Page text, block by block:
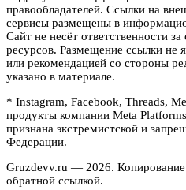
правообладателей. Ссылки на
сервисы размещены в
Сайт не несёт ответственности
ресурсов. Размещение ссылки не
или рекомендацией со стороны
указано в материале.
* Instagram, Facebook, Threads,
продукты компании Meta
признана экстремистской и
Федерации.
Gruzdevv.ru — 2026.
обратной ссылкой.